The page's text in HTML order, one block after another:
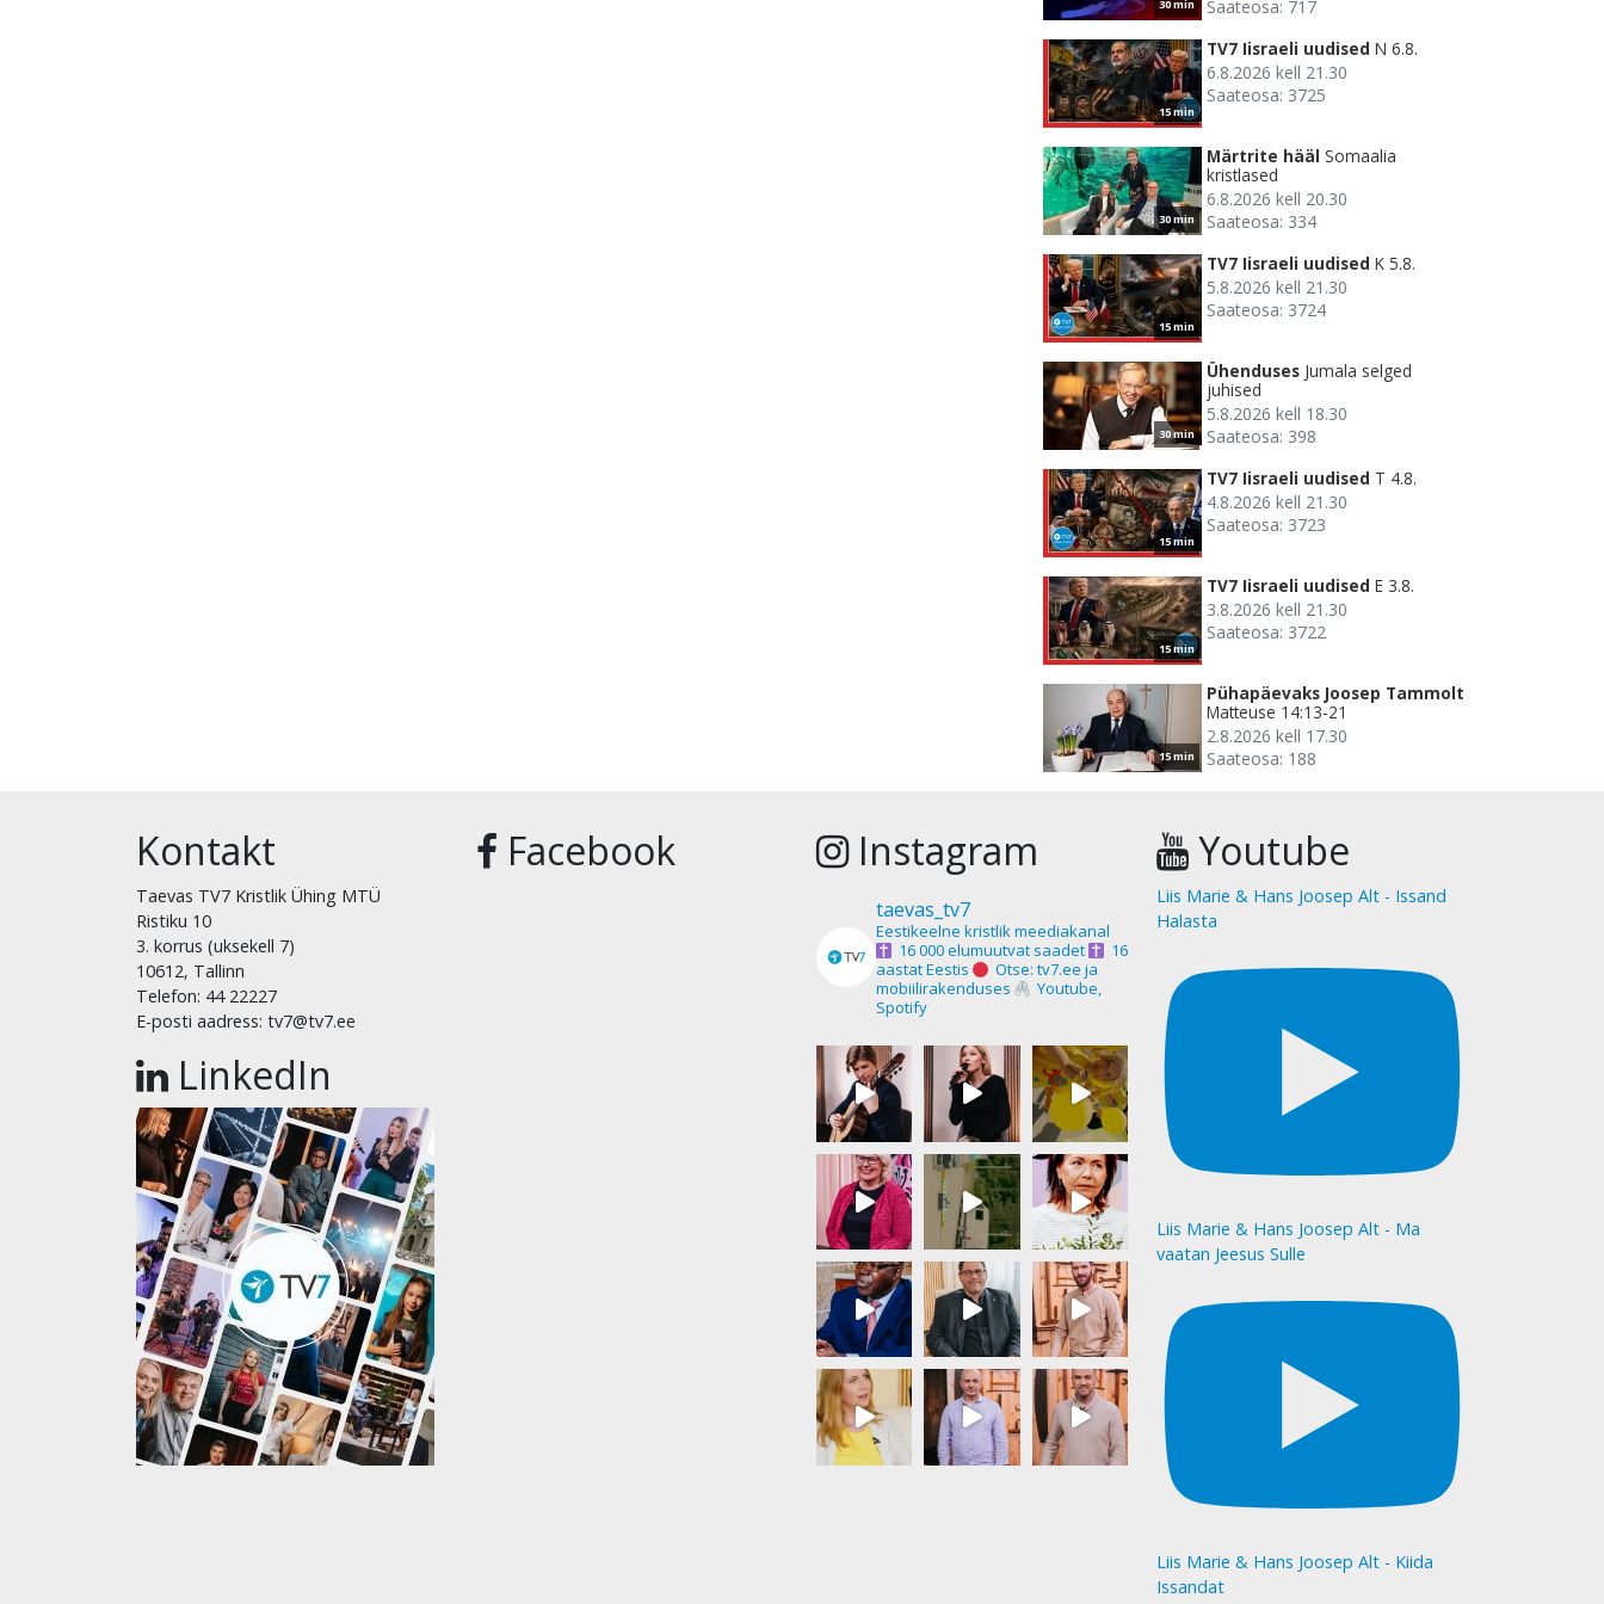
30 min Saateosa: 717
15 min
TV7 Iisraeli uudised N 6.8.
6.8.2026 kell 21.30
Saateosa: 3725
30 min
Märtrite hääl Somaalia
kristlased
6.8.2026 kell 20.30
Saateosa: 334
15 min
TV7 Iisraeli uudised K 5.8.
5.8.2026 kell 21.30
Saateosa: 3724
30 min
Ühenduses Jumala selged
juhised
5.8.2026 kell 18.30
Saateosa: 398
15 min
TV7 Iisraeli uudised T 4.8.
4.8.2026 kell 21.30
Saateosa: 3723
15 min
TV7 Iisraeli uudised E 3.8.
3.8.2026 kell 21.30
Saateosa: 3722
15 min
Pühapäevaks Joosep Tammolt
Matteuse 14:13-21
2.8.2026 kell 17.30
Saateosa: 188
Kontakt
Taevas TV7 Kristlik Ühing MTÜ
Ristiku 10
3. korrus (uksekell 7)
10612, Tallinn
Telefon: 44 22227
E-posti aadress: tv7@tv7.ee
LinkedIn
Facebook Instagram
taevas_tv7
Eestikeelne kristlik meediakanal
16 000 elumuutvat saadet
16
aastat Eestis
Otse: tv7.ee ja
mobiilirakenduses
Youtube,
Spotify
Youtube
Liis Marie & Hans Joosep Alt - Issand
Halasta
Liis Marie & Hans Joosep Alt - Ma
vaatan Jeesus Sulle
Liis Marie & Hans Joosep Alt - Kiida
Issandat